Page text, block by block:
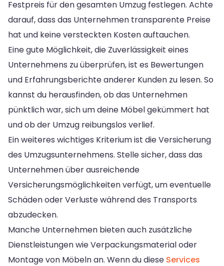
Festpreis für den gesamten Umzug festlegen. Achte
darauf, dass das Unternehmen transparente Preise
hat und keine versteckten Kosten auftauchen.
Eine gute Möglichkeit, die Zuverlässigkeit eines
Unternehmens zu überprüfen, ist es Bewertungen
und Erfahrungsberichte anderer Kunden zu lesen. So
kannst du herausfinden, ob das Unternehmen
pünktlich war, sich um deine Möbel gekümmert hat
und ob der Umzug reibungslos verlief.
Ein weiteres wichtiges Kriterium ist die Versicherung
des Umzugsunternehmens. Stelle sicher, dass das
Unternehmen über ausreichende
Versicherungsmöglichkeiten verfügt, um eventuelle
Schäden oder Verluste während des Transports
abzudecken.
Manche Unternehmen bieten auch zusätzliche
Dienstleistungen wie Verpackungsmaterial oder
Montage von Möbeln an. Wenn du diese Services